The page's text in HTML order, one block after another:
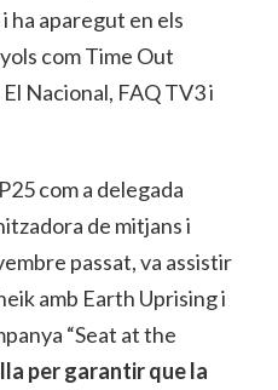
ha aparegut en els
com Time Out
Nacional, FAQ TV3 i
com a delegada
de mitjans i
passat, va assistir
amb Earth Uprising i
“Seat at the
per garantir que la